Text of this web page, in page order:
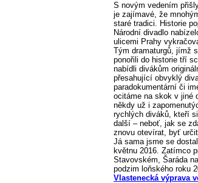
S novým vedením
je zajímavé, že
staré tradici. Historie
Národní divadlo
ulicemi Prahy
Tým dramaturgů, jímž
ponořili do historie tří
nabídli divákům
přesahující obvyklý
paradokumentární či
ocitáme na skok v jiné
někdy už i
rychlých diváků, kteří
další – neboť, jak se
znovu otevírat, byť
Já sama jsme se
květnu 2016. Zatímco
Stavovském, Šaráda
podzim loňského roku
Vlastenecká výprava